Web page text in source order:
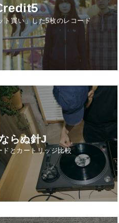
ト買い」した5枚のレコード
らぬ針J
ドとカートリッジ比較